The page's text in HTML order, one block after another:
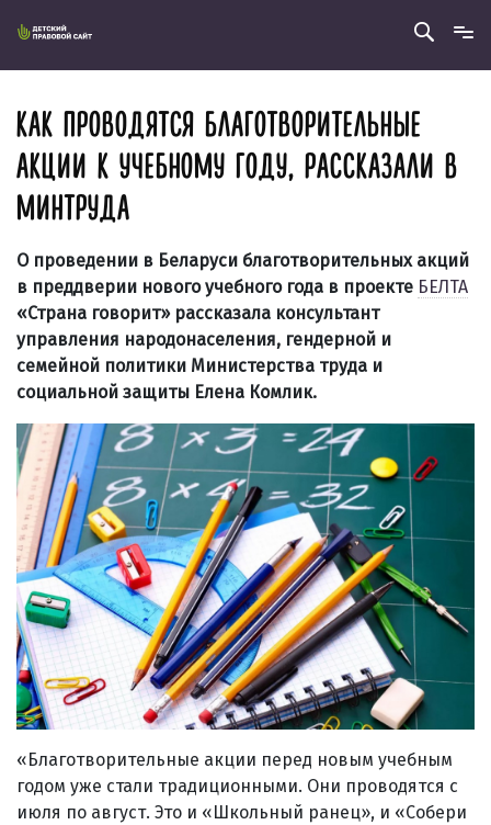
КАК ПРОВОДЯТСЯ БЛАГОТВОРИТЕЛЬНЫЕ
АКЦИИ К УЧЕБНОМУ ГОДУ, РАССКАЗАЛИ В
МИНТРУДА
О проведении в Беларуси благотворительных акций
в преддверии нового учебного года в проекте БЕЛТА
«Страна говорит» рассказала консультант
управления народонаселения, гендерной и
семейной политики Министерства труда и
социальной защиты Елена Комлик.
«Благотворительные акции перед новым учебным
годом уже стали традиционными. Они проводятся с
июля по август. Это и «Школьный ранец», и «Собери